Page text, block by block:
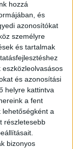
hozzá
és
azonosítókat
személyre
és tartalmak
és azonosítási
helyre kattintva
a fent
lehetőségként a
részletesebb
bizonyos
A
és az
el.
Tordas,
és
is
padok és